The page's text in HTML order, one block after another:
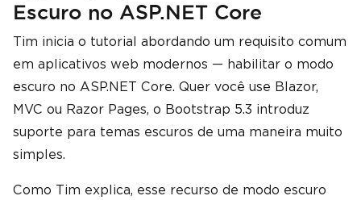
Escuro no ASP.NET Core
Tim inicia o tutorial abordando um requisito comum
em aplicativos web modernos — habilitar o modo
escuro no ASP.NET Core. Quer você use Blazor,
MVC ou Razor Pages, o Bootstrap 5.3 introduz
suporte para temas escuros de uma maneira muito
simples.
Como Tim explica, esse recurso de modo escuro